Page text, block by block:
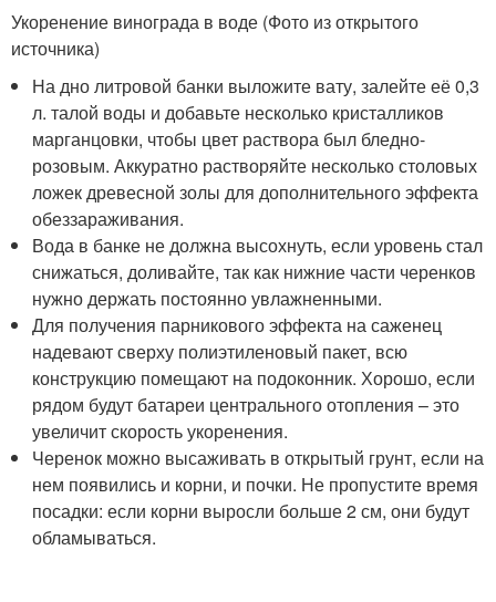
Укоренение винограда в воде (Фото из открытого
источника)
На дно литровой банки выложите вату, залейте её 0,3
л. талой воды и добавьте несколько кристалликов
марганцовки, чтобы цвет раствора был бледно-
розовым. Аккуратно растворяйте несколько столовых
ложек древесной золы для дополнительного эффекта
обеззараживания.
Вода в банке не должна высохнуть, если уровень стал
снижаться, доливайте, так как нижние части черенков
нужно держать постоянно увлажненными.
Для получения парникового эффекта на саженец
надевают сверху полиэтиленовый пакет, всю
конструкцию помещают на подоконник. Хорошо, если
рядом будут батареи центрального отопления – это
увеличит скорость укоренения.
Черенок можно высаживать в открытый грунт, если на
нем появились и корни, и почки. Не пропустите время
посадки: если корни выросли больше 2 см, они будут
обламываться.